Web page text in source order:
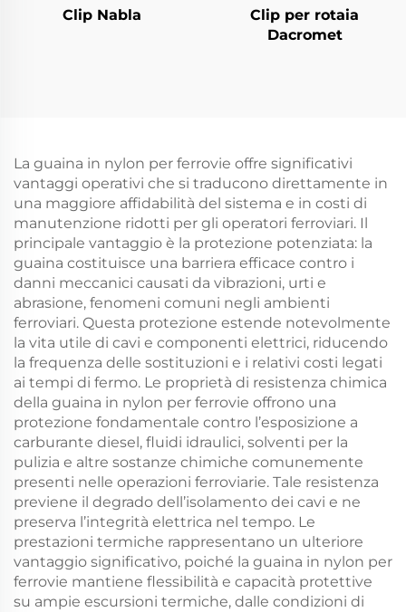
Clip Nabla
Clip per rotaia
Dacromet
La guaina in nylon per ferrovie offre significativi
vantaggi operativi che si traducono direttamente in
una maggiore affidabilità del sistema e in costi di
manutenzione ridotti per gli operatori ferroviari. Il
principale vantaggio è la protezione potenziata: la
guaina costituisce una barriera efficace contro i
danni meccanici causati da vibrazioni, urti e
abrasione, fenomeni comuni negli ambienti
ferroviari. Questa protezione estende notevolmente
la vita utile di cavi e componenti elettrici, riducendo
la frequenza delle sostituzioni e i relativi costi legati
ai tempi di fermo. Le proprietà di resistenza chimica
della guaina in nylon per ferrovie offrono una
protezione fondamentale contro l’esposizione a
carburante diesel, fluidi idraulici, solventi per la
pulizia e altre sostanze chimiche comunemente
presenti nelle operazioni ferroviarie. Tale resistenza
previene il degrado dell’isolamento dei cavi e ne
preserva l’integrità elettrica nel tempo. Le
prestazioni termiche rappresentano un ulteriore
vantaggio significativo, poiché la guaina in nylon per
ferrovie mantiene flessibilità e capacità protettive
su ampie escursioni termiche, dalle condizioni di